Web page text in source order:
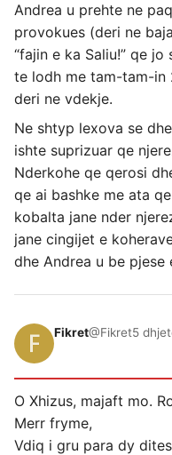
Andrea u prehte ne
provokues (deri ne
“fajin e ka Saliu!” qe
te lodh me tam-tam-in
deri ne vdekje.
Ne shtyp lexova se
ishte suprizuar qe
Nderkohe qe qerosi
qe ai bashke me ata
kobalta jane nder
jane cingijet e
dhe Andrea u be
Fikret@Fikret5
O Xhizus, majaft mo.
Merr fryme,
Vdiq i gru para dy